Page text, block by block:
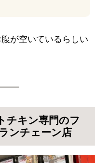
が空いているらしい
チキン専門のフ
ンチェーン店